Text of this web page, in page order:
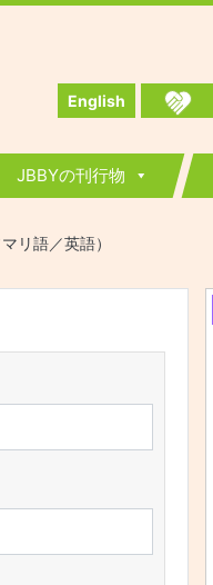
English
JBBYの刊行物
リ語／英語）